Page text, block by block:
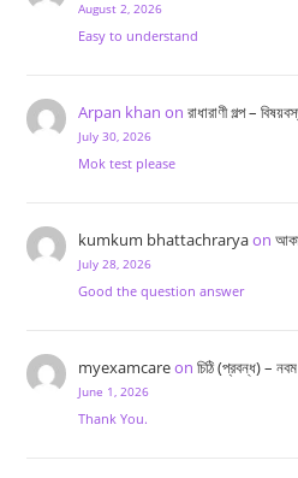
August 2, 2026
Easy to understand
Arpan khan on রাধারাণী গল্প –
July 30, 2026
Mok test please
kumkum bhattachraryaon
July 28, 2026
Good the question answer
myexamcareon চিঠি (প্রবন্ধ) –
June 1, 2026
Thank You.